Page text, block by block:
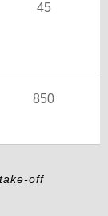
45
850
off